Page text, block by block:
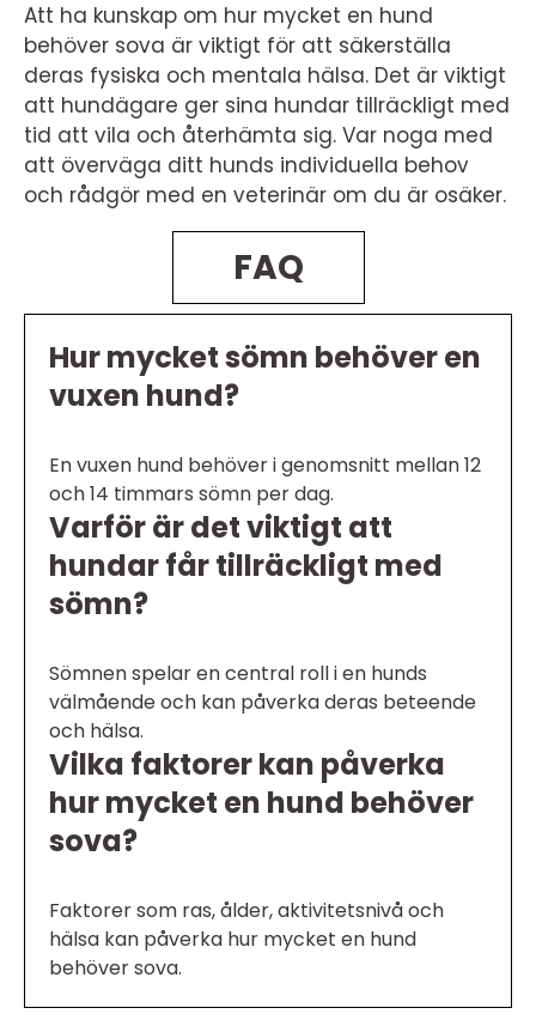
Att ha kunskap om hur mycket en hund
behöver sova är viktigt för att säkerställa
deras fysiska och mentala hälsa. Det är viktigt
att hundägare ger sina hundar tillräckligt med
tid att vila och återhämta sig. Var noga med
att överväga ditt hunds individuella behov
och rådgör med en veterinär om du är osäker.
FAQ
Hur mycket sömn behöver en
vuxen hund?
En vuxen hund behöver i genomsnitt mellan 12
och 14 timmars sömn per dag.
Varför är det viktigt att
hundar får tillräckligt med
sömn?
Sömnen spelar en central roll i en hunds
välmående och kan påverka deras beteende
och hälsa.
Vilka faktorer kan påverka
hur mycket en hund behöver
sova?
Faktorer som ras, ålder, aktivitetsnivå och
hälsa kan påverka hur mycket en hund
behöver sova.